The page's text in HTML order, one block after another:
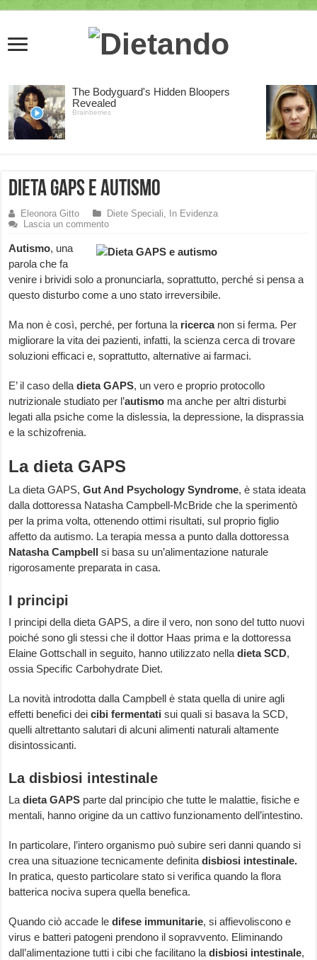
Dieta GAPS e autismo
Eleonora Gitto Diete Speciali,
In Evidenza
Lascia un commento
Autismo, una
parola che fa
venire i brividi solo a pronunciarla, soprattutto, perché si pensa a
questo disturbo come a uno stato irreversibile.
Ma non è così, perché, per fortuna la ricercanon si ferma. Per
migliorare la vita dei pazienti, infatti, la scienza cerca di trovare
soluzioni efficaci e, soprattutto, alternative ai farmaci.
E’ il caso delladieta GAPS, un vero e proprio protocollo
nutrizionale studiato per l’autismo ma anche per altri disturbi
legati alla psiche come la dislessia, la depressione, la disprassia
e la schizofrenia.
La dieta GAPS
La dieta GAPS,Gut And Psychology Syndrome, è stata ideata
dalla dottoressa Natasha Campbell-McBride che la sperimentò
per la prima volta, ottenendo ottimi risultati, sul proprio figlio
affetto da autismo. La terapia messa a punto dalla dottoressa
Natasha Campbell si basa su un’alimentazione naturale
rigorosamente preparata in casa.
I principi
I principi della dieta GAPS, a dire il vero, non sono del tutto nuovi
poiché sono gli stessi che il dottor Haas prima e la dottoressa
Elaine Gottschall in seguito, hanno utilizzato nelladieta SCD,
ossia Specific Carbohydrate Diet.
La novità introdotta dalla Campbell è stata quella di unire agli
effetti benefici dei cibi fermentati sui quali si basava la SCD,
quelli altrettanto salutari di alcuni alimenti naturali altamente
disintossicanti.
La disbiosi intestinale
La dieta GAPS parte dal principio che tutte le malattie, fisiche e
mentali, hanno origine da un cattivo funzionamento dell’intestino.
In particolare, l’intero organismo può subire seri danni quando si
crea una situazione tecnicamente definitadisbiosi intestinale.
In pratica, questo particolare stato si verifica quando la flora
batterica nociva supera quella benefica.
Quando ciò accade le difese immunitarie, si affievoliscono e
virus e batteri patogeni prendono il sopravvento. Eliminando
dall’alimentazione tutti i cibi che facilitano la disbiosi intestinale,